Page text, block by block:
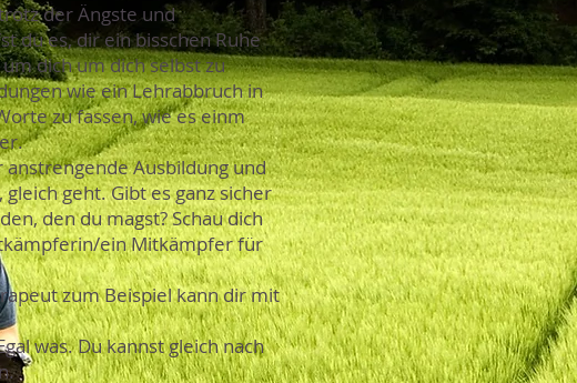
der Ängste und
du es, dir ein bisschen Ruhe
dich um dich selbst zu
wie ein Lehrabbruch in
zu fassen, wie es einm
Ausbildung und
geht. Gibt es ganz sicher
den du magst? Schau dich
ein Mitkämpfer für
zum Beispiel kann dir mit
was. Du kannst gleich nach